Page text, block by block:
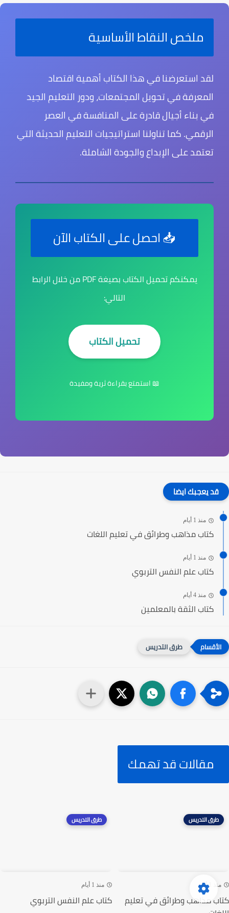
ملخص النقاط الأساسية
لقد استعرضنا في هذا الكتابأهمية اقتصاد
المعرفةفي تحويل المجتمعات، ودور التعليم الجيد
في بناء أجيال قادرة على المنافسة في العصر
الرقمي. كما تناولنا استراتيجيات التعليم الحديثةالتي
تعتمد على الإبداع والجودة الشاملة.
📥 احصل على الكتاب الآن
يمكنكم تحميل الكتاب بصيغة PDF من خلال الرابط
التالي:
تحميل الكتاب
📖 استمتع بقراءة ثرية ومفيدة
قد يعجبك ايضا
منذ 1 أيام
كتاب مذاهب وطرائق في تعليم اللغات
منذ 1 أيام
كتاب علم النفس التربوي
منذ 4 أيام
كتاب الثقة بالمعلمين
طرق التدريس
مقالات قد تهمك
طرق التدريس
منذ 1 أيام
كتاب مذاهب وطرائق في تعليم
طرق التدريس
منذ 1 أيام
كتاب علم النفس التربوي